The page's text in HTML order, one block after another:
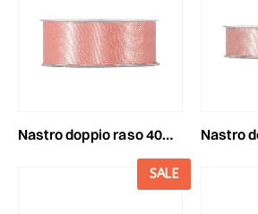
nastro doppio raso 40mm25mt rosa chiaro nastro doppio
SALE